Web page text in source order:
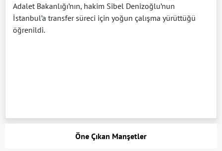
Adalet Bakanlığı’nın, hakim Sibel Denizoğlu’nun
İstanbul’a transfer süreci için yoğun çalışma yürüttüğü
öğrenildi.
Öne Çıkan Manşetler